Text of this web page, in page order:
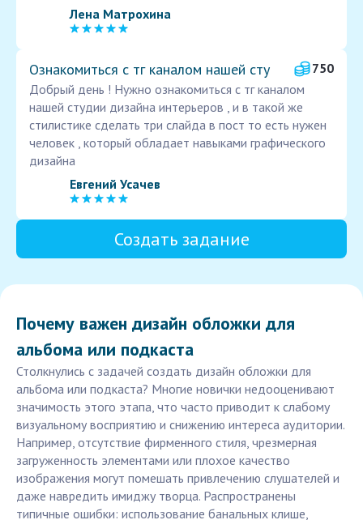
Лена Матрохина
Ознакомиться с тг каналом нашей сту
750
Добрый день ! Нужно ознакомиться с тг каналом
нашей студии дизайна интерьеров , и в такой же
стилистике сделать три слайда в пост то есть нужен
человек , который обладает навыками графического
дизайна
Евгений Усачев
Создать задание
Почему важен дизайн обложки для
альбома или подкаста
Столкнулись с задачей создать дизайн обложки для
альбома или подкаста? Многие новички недооценивают
значимость этого этапа, что часто приводит к слабому
визуальному восприятию и снижению интереса аудитории.
Например, отсутствие фирменного стиля, чрезмерная
загруженность элементами или плохое качество
изображения могут помешать привлечению слушателей и
даже навредить имиджу творца. Распространены
типичные ошибки: использование банальных клише,